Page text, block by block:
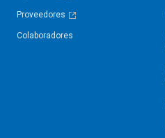
Proveedores
Colaboradores